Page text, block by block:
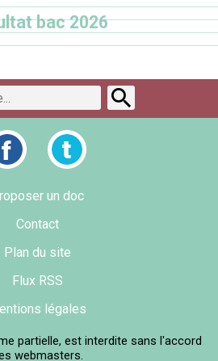
bac 2026
un doc
Contact
Plan du site
Flux RSS
légales
partielle, est interdite sans l'accord
webmasters.